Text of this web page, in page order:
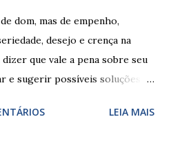
dom, mas de empenho,
desejo e crença na
que vale a pena sobre seu
sugerir possíveis soluções.
maneira de expressar o
LEIA MAIS